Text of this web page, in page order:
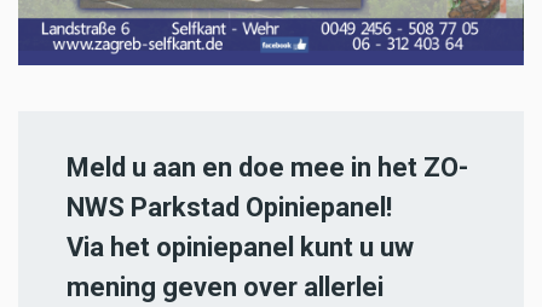
Meld u aan en doe mee in het ZO-
NWS Parkstad Opiniepanel!
Via het opiniepanel kunt u uw
mening geven over allerlei